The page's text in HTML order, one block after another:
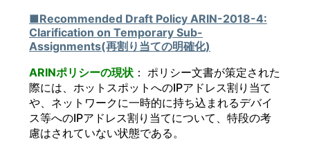
■Recommended Draft Policy ARIN-2018-4:
Clarification on Temporary Sub-
Assignments(再割り当ての明確化)
ARINポリシーの現状 ： ポリシー文書が策定された
際には、ホットスポットへのIPアドレス割り当て
や、ネットワークに一時的に持ち込まれるデバイ
ス等へのIPアドレス割り当てについて、特段の考
慮はされていない状態である。